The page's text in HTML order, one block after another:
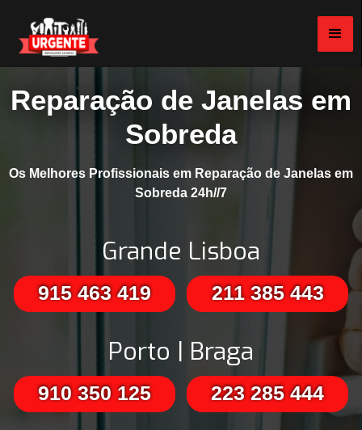
Reparação de Janelas em
Sobreda
Os Melhores Profissionais em Reparação de Janelas em
Sobreda 24h//7
Grande Lisboa
915 463 419 211 385 443
Porto | Braga
910 350 125 223 285 444